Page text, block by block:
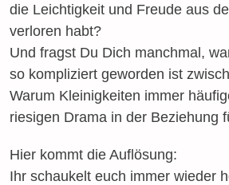
die Leichtigkeit und Freude aus
verloren habt?
Und fragst Du Dich manchmal,
so kompliziert geworden ist
Warum Kleinigkeiten immer
riesigen Drama in der Beziehung
Hier kommt die Auflösung:
Ihr schaukelt euch immer wieder